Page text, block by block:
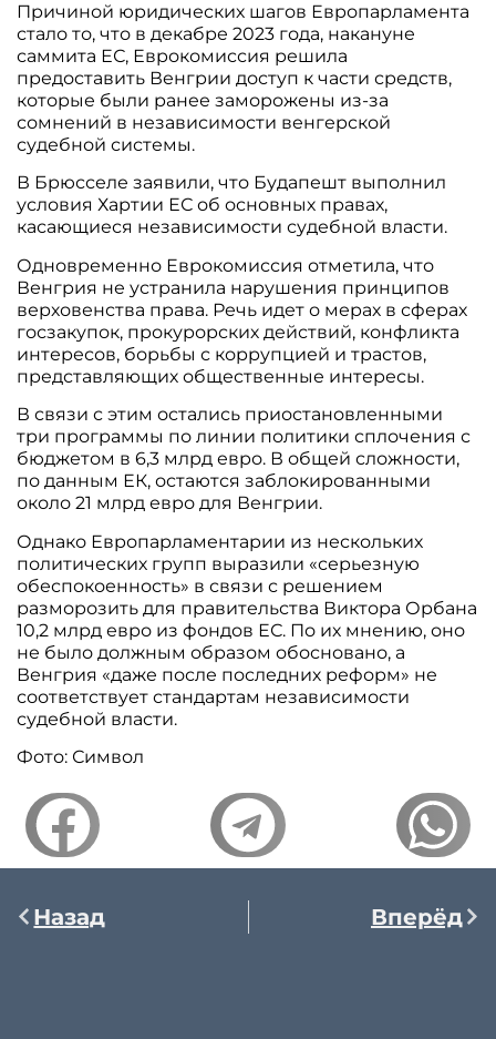
Причиной юридических шагов Европарламента
стало то, что в декабре 2023 года, накануне
саммита ЕС, Еврокомиссия решила
предоставить Венгрии доступ к части средств,
которые были ранее заморожены из-за
сомнений в независимости венгерской
судебной системы.
В Брюсселе заявили, что Будапешт выполнил
условия Хартии ЕС об основных правах,
касающиеся независимости судебной власти.
Одновременно Еврокомиссия отметила, что
Венгрия не устранила нарушения принципов
верховенства права. Речь идет о мерах в сферах
госзакупок, прокурорских действий, конфликта
интересов, борьбы с коррупцией и трастов,
представляющих общественные интересы.
В связи с этим остались приостановленными
три программы по линии политики сплочения с
бюджетом в 6,3 млрд евро. В общей сложности,
по данным ЕК, остаются заблокированными
около 21 млрд евро для Венгрии.
Однако Европарламентарии из нескольких
политических групп выразили «серьезную
обеспокоенность» в связи с решением
разморозить для правительства Виктора Орбана
10,2 млрд евро из фондов ЕС. По их мнению, оно
не было должным образом обосновано, а
Венгрия «даже после последних реформ» не
соответствует стандартам независимости
судебной власти.
Фото: Символ
Назад Вперёд